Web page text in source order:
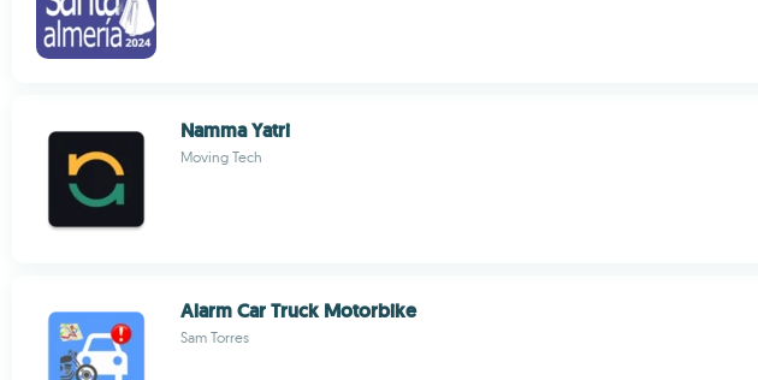
Namma Yatri
Moving Tech
Alarm Car Truck Motorbike
Sam Torres